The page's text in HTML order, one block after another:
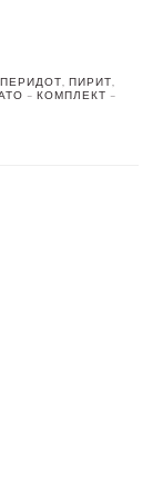
ПИРИТ,
– КОМПЛЕКТ –